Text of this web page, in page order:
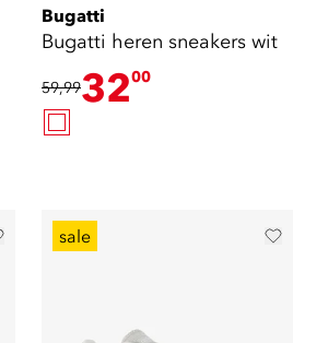
Bugatti
Bugatti heren sneakers wit
59,993200
sale